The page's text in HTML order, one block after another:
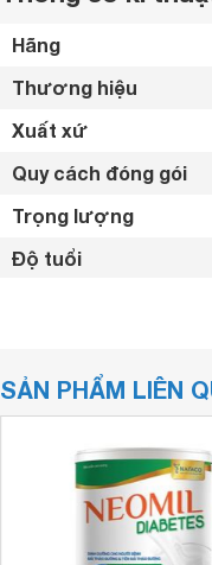
Hãng
Thương hiệu
Xuất xứ
Quy cách đóng gói
Trọng lượng
Độ tuổi
Hạn sử dụng sau mở
Hướng dẫn sử dụng
SẢN PHẨM LIÊN